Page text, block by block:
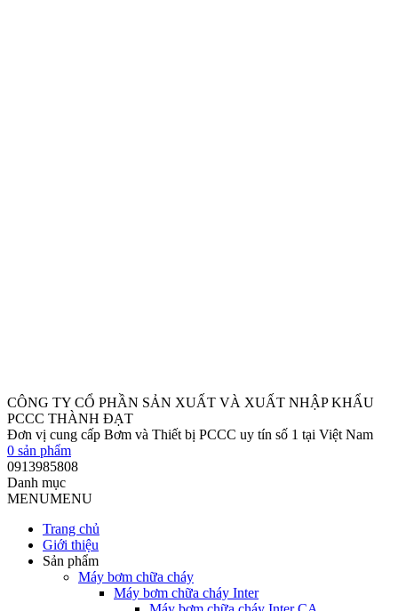
CÔNG TY CỔ PHẦN SẢN XUẤT VÀ XUẤT NHẬP KHẨU
PCCC THÀNH ĐẠT
Đơn vị cung cấp Bơm và Thiết bị PCCC uy tín số 1 tại Việt Nam
0 sản phẩm
0913985808
Danh mục
MENUMENU
Trang chủ
Giới thiệu
Sản phẩm
Máy bơm chữa cháy
Máy bơm chữa cháy Inter